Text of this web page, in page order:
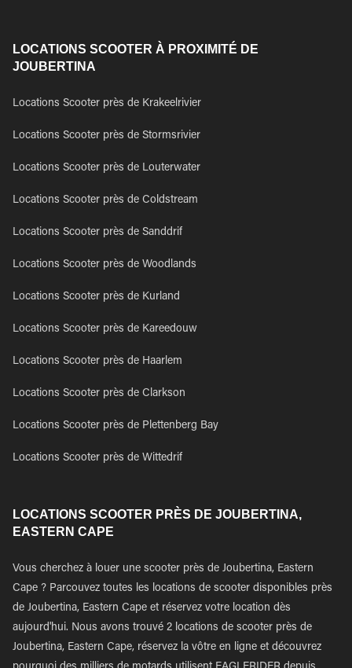
LOCATIONS SCOOTER À PROXIMITÉ DE
JOUBERTINA
Locations Scooter près de Krakeelrivier
Locations Scooter près de Stormsrivier
Locations Scooter près de Louterwater
Locations Scooter près de Coldstream
Locations Scooter près de Sanddrif
Locations Scooter près de Woodlands
Locations Scooter près de Kurland
Locations Scooter près de Kareedouw
Locations Scooter près de Haarlem
Locations Scooter près de Clarkson
Locations Scooter près de Plettenberg Bay
Locations Scooter près de Wittedrif
LOCATIONS SCOOTER PRÈS DE JOUBERTINA,
EASTERN CAPE
Vous cherchez à louer une scooter près de Joubertina, Eastern
Cape ? Parcouvez toutes les locations de scooter disponibles près
de Joubertina, Eastern Cape et réservez votre location dès
aujourd'hui. Nous avons trouvé 2 locations de scooter près de
Joubertina, Eastern Cape, réservez la vôtre en ligne et découvrez